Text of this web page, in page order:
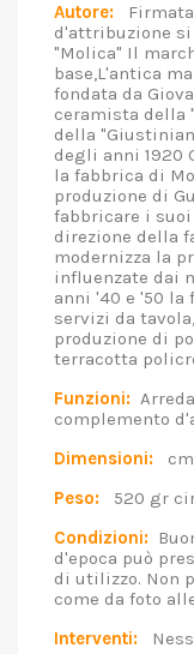
Autore:
d'attribuzione
"Molica" Il
base,L'antica
fondata da
ceramista della
della
degli anni 1920
la fabbrica di
produzione di
fabbricare i
direzione della
modernizza la
influenzate dai
anni '40 e '50 la
servizi da
produzione di
terracotta
Funzioni:
complemento
Dimensioni:
Peso: 520 gr
Condizioni:
d'epoca può
di utilizzo. Non
come da foto
Interventi: